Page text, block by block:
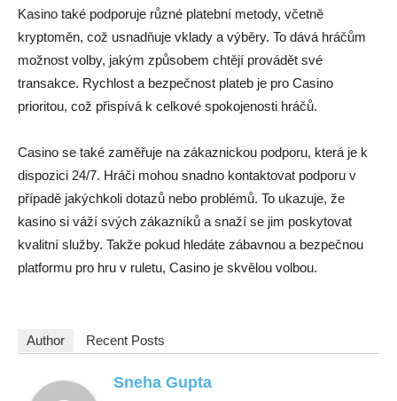
Kasino také podporuje různé platební metody, včetně
kryptoměn, což usnadňuje vklady a výběry. To dává hráčům
možnost volby, jakým způsobem chtějí provádět své
transakce. Rychlost a bezpečnost plateb je pro Casino
prioritou, což přispívá k celkové spokojenosti hráčů.
Casino se také zaměřuje na zákaznickou podporu, která je k
dispozici 24/7. Hráči mohou snadno kontaktovat podporu v
případě jakýchkoli dotazů nebo problémů. To ukazuje, že
kasino si váží svých zákazníků a snaží se jim poskytovat
kvalitní služby. Takže pokud hledáte zábavnou a bezpečnou
platformu pro hru v ruletu, Casino je skvělou volbou.
Author Recent Posts
Sneha Gupta